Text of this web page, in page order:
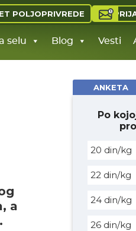
POLJOPRIVREDE
selu Blog Vesti
a
ANKETA
Po
20 din/kg
22 din/kg
24 din/kg
26 din/kg